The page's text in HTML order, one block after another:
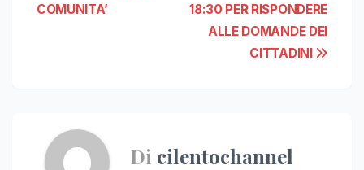
18:30 PER RISPONDERE
ALLE DOMANDE DEI
CITTADINI
COMUNITA’
Di cilentochannel